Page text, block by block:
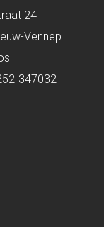
24
Vennep
347032